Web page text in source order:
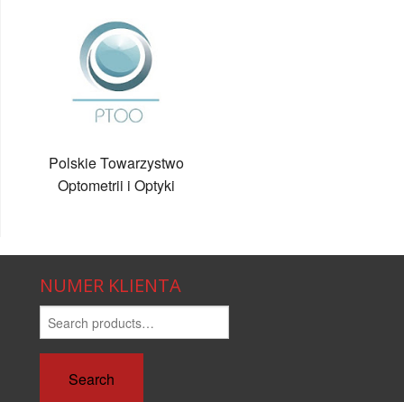
Polskie Towarzystwo
Optometrii i Optyki
NUMER KLIENTA
Search
for:
Search